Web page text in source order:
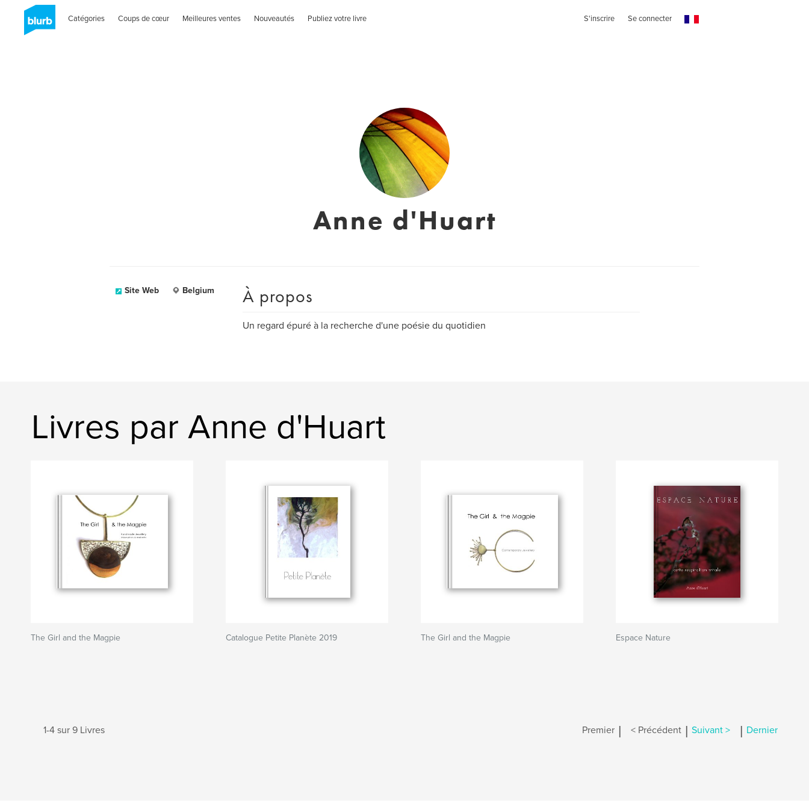
Catégories Coups de cœur Meilleures ventes Nouveautés Publiez votre livre S'inscrire Se connecter
Anne d'Huart
Site Web Belgium À propos
Un regard épuré à la recherche d'une poésie du quotidien
Livres par Anne d'Huart
The Girl and the Magpie Catalogue Petite Planète 2019 The Girl and the Magpie Espace Nature
1-4 sur 9 Livres Premier | < Précédent | Suivant > | Dernier